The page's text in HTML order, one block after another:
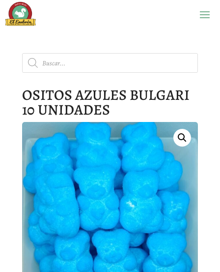
Búsqueda
de
productos
OSITOS AZULES BULGARI
10 UNIDADES